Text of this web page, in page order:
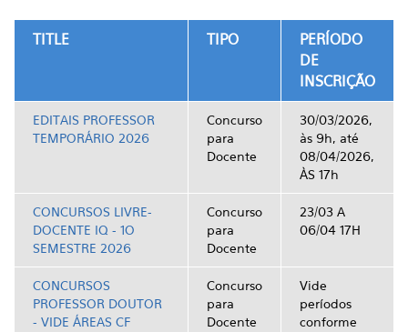
TITLE TIPO
PERÍODO
DE
INSCRIÇÃO
EDITAIS PROFESSOR
TEMPORÁRIO 2026
Concurso
para
Docente
30/03/2026,
às 9h, até
08/04/2026,
ÀS 17h
CONCURSOS LIVRE-
DOCENTE IQ - 1O
SEMESTRE 2026
Concurso
para
Docente
23/03 A
06/04 17H
CONCURSOS
PROFESSOR DOUTOR
- VIDE ÁREAS CF
Concurso
para
Docente
Vide
períodos
conforme